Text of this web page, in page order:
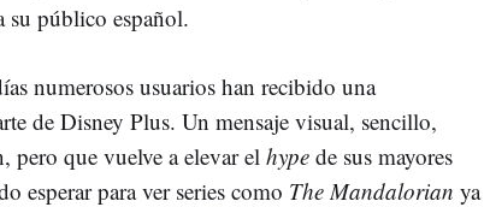
su público español.
numerosos usuarios han recibido una
de Disney Plus. Un mensaje visual, sencillo,
que vuelve a elevar el hype de sus mayores
esperar para ver series como The Mandalorian ya